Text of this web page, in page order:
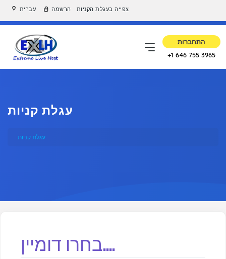
עברית הרשמה צפייה בעגלת הקניות
התחברות
+1 646 755 3965
עגלת קניות
עגלת קניות
בחרו דומיין....